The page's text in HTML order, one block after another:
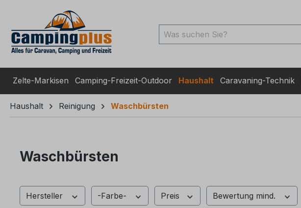
Zur Suche springen
Zelte-Markisen Camping-Freizeit-Outdoor Haushalt Caravaning-Technik
Haushalt Reinigung Waschbürsten
Waschbürsten
Hersteller -Farbe- Preis Bewertung mind.